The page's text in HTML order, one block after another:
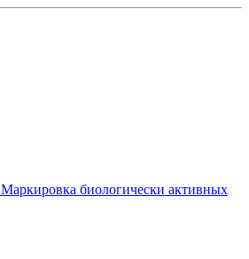
Маркировка биологически активных